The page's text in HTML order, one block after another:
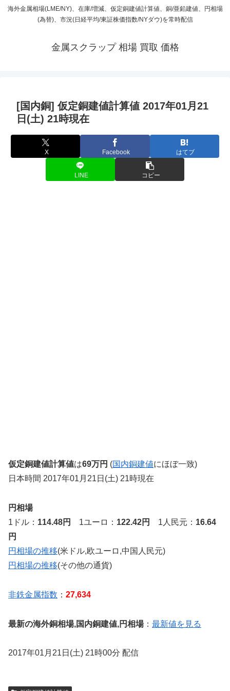
海外金属相場(LME/NY)、在庫/増減、仮定銅建値計算値、銅/亜鉛建値、円相場
(為替)、市況(日経平均/東証株価指数/NYダウ)を常時配信
金属スクラップ 相場 買取 価格
[国内銅] 仮定銅建値計算値 2017年01月21
日(土) 21時現在
X Facebook はてブ
LINE コピー
仮定銅建値計算値は69万円 (国内銅建値にほぼ一致)
日本時間 2017年01月21日(土) 21時現在
円相場
1ドル： 114.48円 1ユーロ： 122.42円 1人民元： 16.64
円
円相場の推移(米ドル,欧ユーロ,中国人民元)
円相場の推移(その他の通貨)
非鉄金属指数 ： 27,634
最新の海外銅相場,国内銅建値,円相場： 最新値を見る
2017年01月21日(土) 21時00分 配信